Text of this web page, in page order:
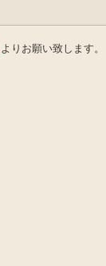
よりお願い致します。